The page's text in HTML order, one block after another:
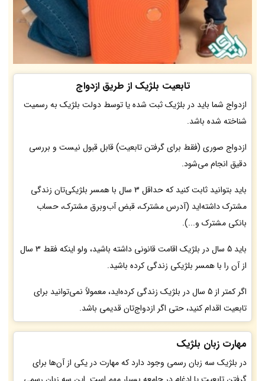
تابعیت بلژیک از طریق ازدواج
ازدواج شما باید در بلژیک ثبت شده یا توسط دولت بلژیک به رسمیت
شناخته شده باشد.
ازدواج صوری (فقط برای گرفتن تابعیت) قابل قبول نیست و بررسی
دقیق انجام می‌شود.
باید بتوانید ثابت کنید که حداقل 3 سال با همسر بلژیکی‌تان زندگی
مشترک داشته‌اید (آدرس مشترک، قبض آب‌وبرق مشترک، حساب
بانکی مشترک و...).
باید 5 سال در بلژیک اقامت قانونی داشته باشید، ولو اینکه فقط 3 سال
از آن را با همسر بلژیکی زندگی کرده باشید.
اگر کمتر از 5 سال در بلژیک زندگی کرده‌اید، معمولاً نمی‌توانید برای
تابعیت اقدام کنید، حتی اگر ازدواج‌تان قدیمی باشد.
مهارت زبان بلژیک
در بلژیک سه زبان رسمی وجود دارد که مهارت در یکی از آن‌ها برای